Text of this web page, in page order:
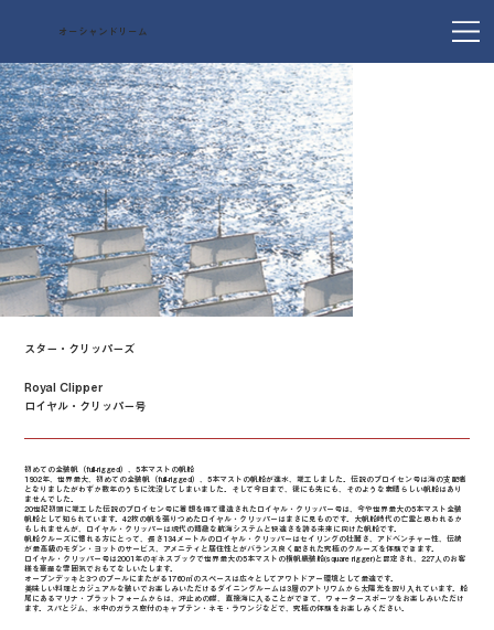
オーシャンドリーム
スター・クリッパーズ
ロイヤル・クリッパー号
Royal Clipper
初めての全装帆（full-rigged）、5本マストの帆船
1902年、世界最大、初めての全装帆（full-rigged）、5本マストの帆船が進水、竣工しました。伝説のプロイセン号は海の支配者
となりましたがわずか数年のうちに沈没してしまいました。そして今日まで、後にも先にも、そのような素晴らしい帆船はあり
ませんでした。
20世紀初頭に竣工した伝説のプロイセン号に着想を得て建造されたロイヤル・クリッパー号は、今や世界最大の5本マスト全装
帆船として知られています。42枚の帆を張りつめたロイヤル・クリッパーはまさに見ものです。大帆船時代の亡霊と思われるか
もしれませんが、ロイヤル・クリッパーは現代の精緻な航海システムと快適さを誇る未来に向けた帆船です。
帆船クルーズに慣れる方にとって、長さ134メートルのロイヤル・クリッパーはセイリングの壮麗さ、アドベンチャー性、伝統
が最高級のモダン・ヨットのサービス、アメニティと居住性とがバランス良く配された究極のクルーズを体験できます。
ロイヤル・クリッパー号は2001年のギネスブックで世界最大の5本マストの横帆艤装船(square rigger)と認定され、227人のお客
様を豪華な雰囲気でおもてなしいたします。
オープンデッキと3つのプールにまたがる1760㎡のスペースは広々としてアウトドアー環境として最適です。
美味しい料理とカジュアルな装いでお楽しみいただけるダイニングルームは3層のアトリウムから太陽光を取り入れています。船
尾にあるマリナ・プラットフォームからは、沖止めの際、直接海に入ることができて、ウォータースポーツをお楽しみいただけ
ます。スパとジム、水中のガラス窓付のキャプテン・ネモ・ラウンジなどで、究極の体験をお楽しみください。